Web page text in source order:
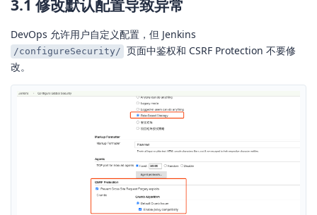
3.1 修改默认配置导致异常
DevOps 允许用户自定义配置，但 Jenkins
/configureSecurity/ 页面中鉴权和 CSRF Protection 不要修
改。